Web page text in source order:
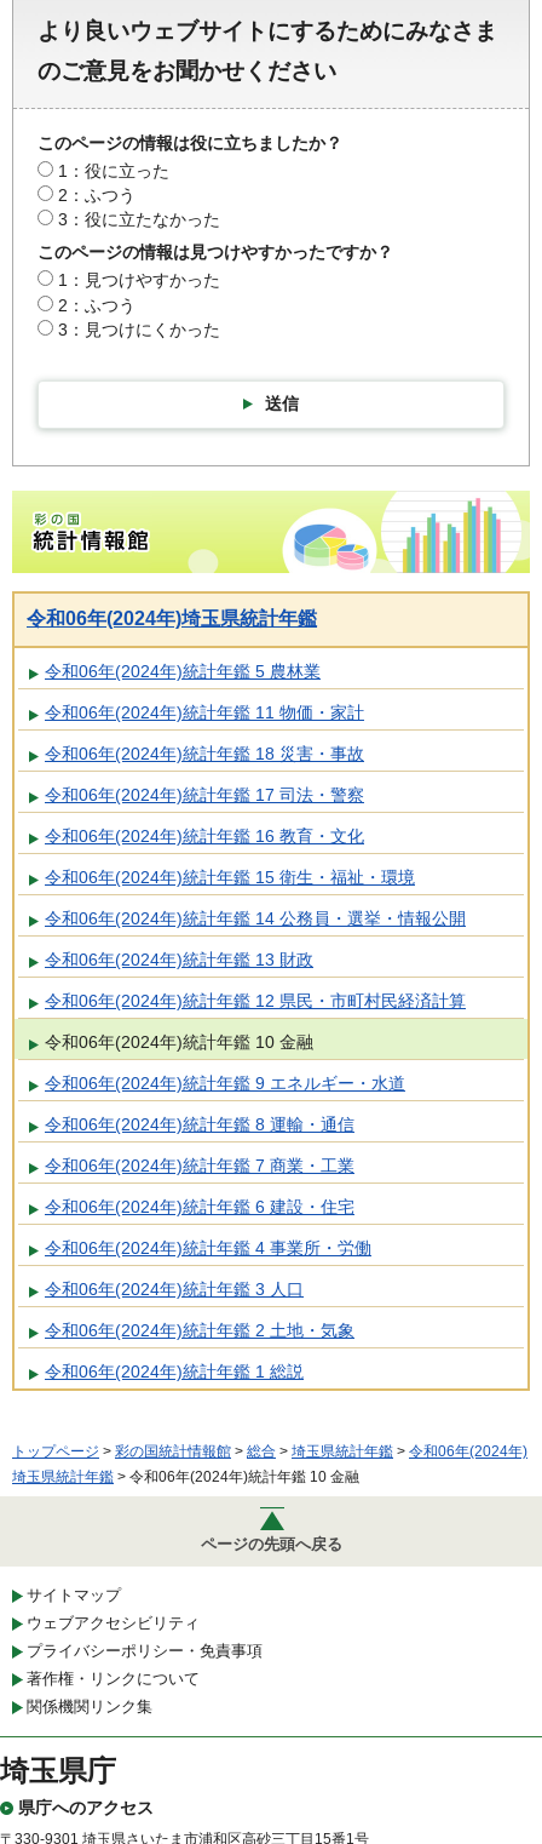
より良いウェブサイトにするためにみなさま
のご意見をお聞かせください
このページの情報は役に立ちましたか？
1：役に立った
2：ふつう
3：役に立たなかった
このページの情報は見つけやすかったですか？
1：見つけやすかった
2：ふつう
3：見つけにくかった
送信
彩の国統計情報館トップページ
令和06年(2024年)埼玉県統計年鑑
令和06年(2024年)統計年鑑 5 農林業
令和06年(2024年)統計年鑑 11 物価・家計
令和06年(2024年)統計年鑑 18 災害・事故
令和06年(2024年)統計年鑑 17 司法・警察
令和06年(2024年)統計年鑑 16 教育・文化
令和06年(2024年)統計年鑑 15 衛生・福祉・環境
令和06年(2024年)統計年鑑 14 公務員・選挙・情報公開
令和06年(2024年)統計年鑑 13 財政
令和06年(2024年)統計年鑑 12 県民・市町村民経済計算
令和06年(2024年)統計年鑑 10 金融
令和06年(2024年)統計年鑑 9 エネルギー・水道
令和06年(2024年)統計年鑑 8 運輸・通信
令和06年(2024年)統計年鑑 7 商業・工業
令和06年(2024年)統計年鑑 6 建設・住宅
令和06年(2024年)統計年鑑 4 事業所・労働
令和06年(2024年)統計年鑑 3 人口
令和06年(2024年)統計年鑑 2 土地・気象
令和06年(2024年)統計年鑑 1 総説
トップページ > 彩の国統計情報館 > 総合 > 埼玉県統計年鑑 > 令和06年(2024年)
埼玉県統計年鑑 > 令和06年(2024年)統計年鑑 10 金融
ページの先頭へ戻る
サイトマップ
ウェブアクセシビリティ
プライバシーポリシー・免責事項
著作権・リンクについて
関係機関リンク集
埼玉県庁
県庁へのアクセス
〒330-9301 埼玉県さいたま市浦和区高砂三丁目15番1号